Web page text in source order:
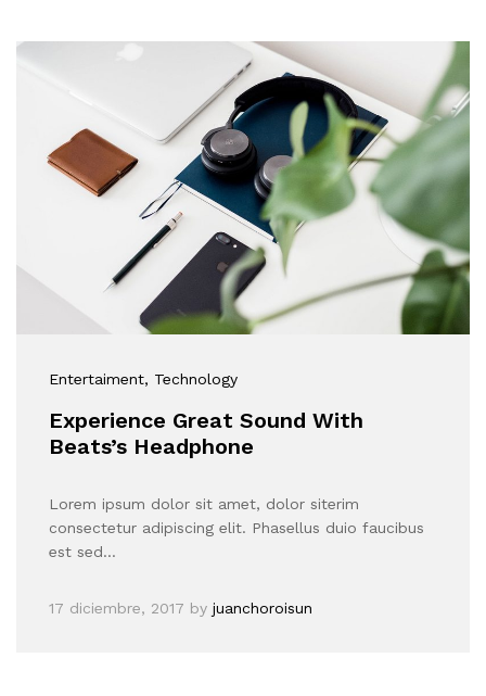
Entertaiment, Technology
Experience Great Sound With
Beats’s Headphone
Lorem ipsum dolor sit amet, dolor siterim
consectetur adipiscing elit. Phasellus duio faucibus
est sed…
17 diciembre, 2017 by juanchoroisun